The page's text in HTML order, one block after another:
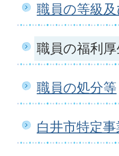
職員の等級
職員の福利
職員の処分等
白井市特定